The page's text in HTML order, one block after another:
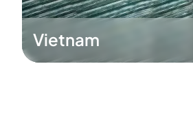
Vietnam